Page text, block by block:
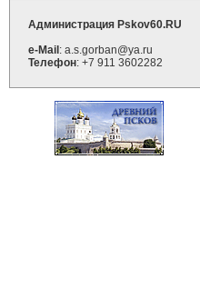
Администрация Pskov60.RU
e-Mail : a.s.gorban@ya.ru
Телефон: +7 911 3602282